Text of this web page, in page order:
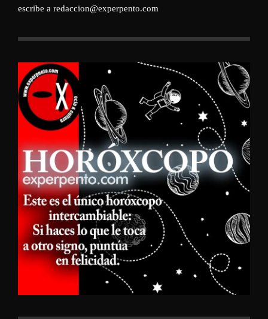
escribe a redaccion@experpento.com